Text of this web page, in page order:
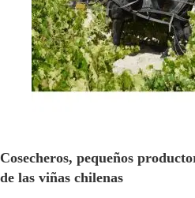
Cosecheros, pequeños
de las viñas chilenas